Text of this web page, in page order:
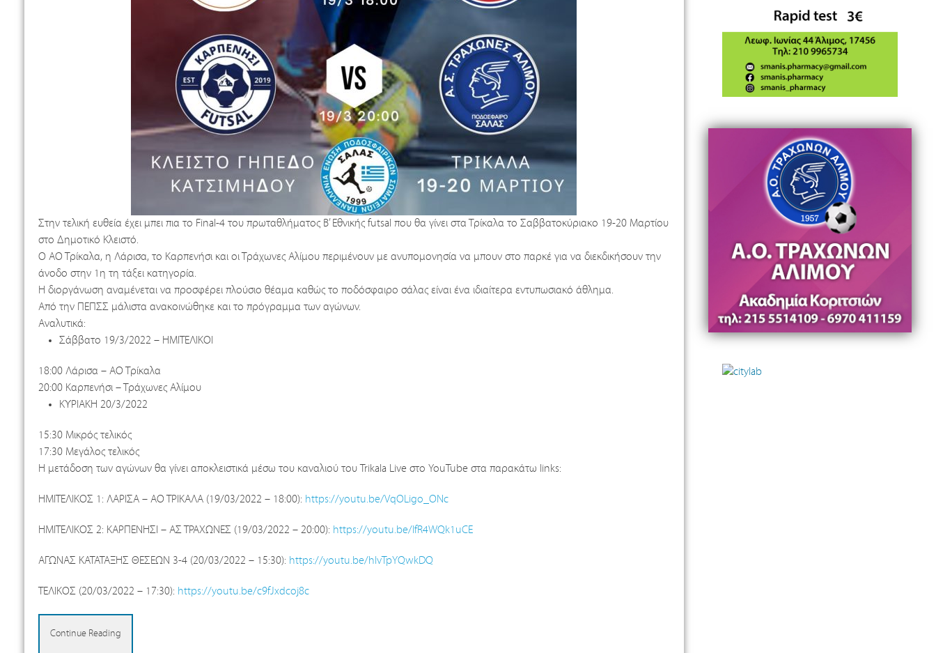
Στην τελική ευθεία έχει μπει πια το Final-4 του πρωταθλήματος Β’ Εθνικής futsal που θα γίνει στα Τρίκαλα το Σαββατοκύριακο 19-20 Μαρτίου
στο Δημοτικό Κλειστό.
Ο ΑΟ Τρίκαλα, η Λάρισα, το Καρπενήσι και οι Τράχωνες Αλίμου περιμένουν με ανυπομονησία να μπουν στο παρκέ για να διεκδικήσουν την
άνοδο στην 1η τη τάξει κατηγορία.
Η διοργάνωση αναμένεται να προσφέρει πλούσιο θέαμα καθώς το ποδόσφαιρο σάλας είναι ένα ιδιαίτερα εντυπωσιακό άθλημα.
Από την ΠΕΠΣΣ μάλιστα ανακοινώθηκε και το πρόγραμμα των αγώνων.
Αναλυτικά:
Σάββατο 19/3/2022 – ΗΜΙΤΕΛΙΚΟΙ
18:00 Λάρισα – ΑΟ Τρίκαλα
20:00 Καρπενήσι – Τράχωνες Αλίμου
ΚΥΡΙΑΚΗ 20/3/2022
15:30 Μικρός τελικός
17:30 Μεγάλος τελικός
Η μετάδοση των αγώνων θα γίνει αποκλειστικά μέσω του καναλιού του Trikala Live στο YouTube στα παρακάτω links:
ΗΜΙΤΕΛΙΚΟΣ 1: ΛΑΡΙΣΑ – ΑΟ ΤΡΙΚΑΛΑ (19/03/2022 – 18:00): https://youtu.be/VqOLigo_ONc
ΗΜΙΤΕΛΙΚΟΣ 2: ΚΑΡΠΕΝΗΣΙ – ΑΣ ΤΡΑΧΩΝΕΣ (19/03/2022 – 20:00): https://youtu.be/IfR4WQk1uCE
ΑΓΩΝΑΣ ΚΑΤΑΤΑΞΗΣ ΘΕΣΕΩΝ 3-4 (20/03/2022 – 15:30): https://youtu.be/hlvTpYQwkDQ
ΤΕΛΙΚΟΣ (20/03/2022 – 17:30): https://youtu.be/c9fJxdcoj8c
Continue Reading